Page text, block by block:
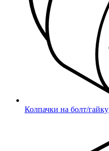
Колпачки на болт/гайку